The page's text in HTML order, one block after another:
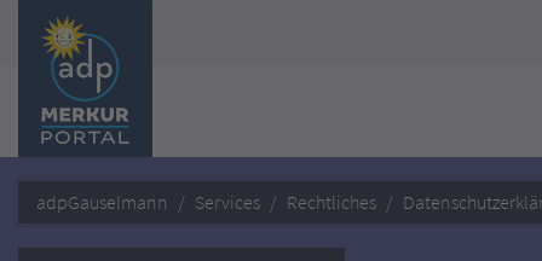
adpGauselmann Services Rechtliches